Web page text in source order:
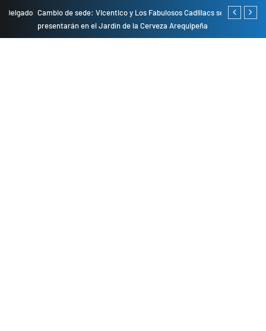
Cambio de sede: Vicentico y Los Fabulosos Cadillacs se
presentarán en el Jardín de la Cerveza Arequipeña
Empresas